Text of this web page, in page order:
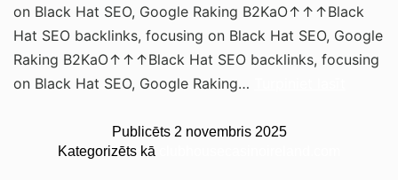
on Black Hat SEO, Google Raking B2KaO↑↑↑Black
Hat SEO backlinks, focusing on Black Hat SEO, Google
Raking B2KaO↑↑↑Black Hat SEO backlinks, focusing
on Black Hat SEO, Google Raking…
Publicēts 2 novembris 2025
Kategorizēts kā